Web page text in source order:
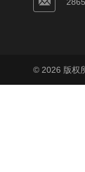
© 2026 版权